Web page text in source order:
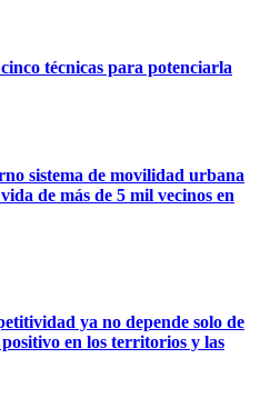
técnicas para potenciarla
sistema de movilidad urbana
de más de 5 mil vecinos en
ya no depende solo de
en los territorios y las